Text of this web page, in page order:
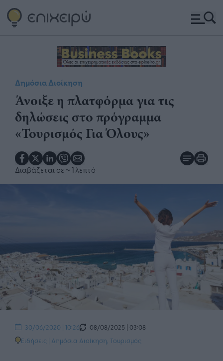
Δημόσια Διοίκηση
Άνοιξε η πλατφόρμα για τις
δηλώσεις στο πρόγραμμα
«Τουρισμός Για Όλους»
Διαβάζεται σε ~ 1 λεπτό
30/06/2020 | 10:26
08/08/2025 | 03:08
Ειδήσεις | Δημόσια Διοίκηση Τουρισμός